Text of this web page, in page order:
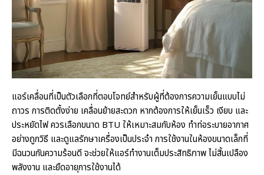
แอร์เคลื่อนที่เป็นตัวเลือกที่ตอบโจทย์สำหรับผู้ที่ต้องการความเย็นแบบไม่
ถาวร การติดตั้งง่าย เคลื่อนย้ายสะดวก หากต้องการให้เย็นเร็ว เงียบ และ
ประหยัดไฟ ควรเลือกขนาด BTU ให้เหมาะสมกับห้อง ทำท่อระบายอากาศ
อย่างถูกวิธี และดูแลรักษาเครื่องเป็นประจำ การใช้งานในห้องขนาดเล็กที่
มีฉนวนกันความร้อนดี จะช่วยให้แอร์ทำงานเต็มประสิทธิภาพ ไม่สิ้นเปลือง
พลังงาน และยืดอายุการใช้งานได้